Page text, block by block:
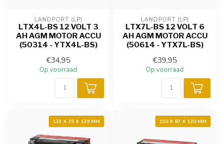
LANDPORT (LP)
LTX4L-BS 12 VOLT 3
AH AGM MOTOR ACCU
(50314 - YTX4L-BS)
€34,95
Op voorraad
LANDPORT (LP)
LTX7L-BS 12 VOLT 6
AH AGM MOTOR ACCU
(50614 - YTX7L-BS)
€39,95
Op voorraad
135 X 75 X 139 MM 150 X 87 X 130 MM